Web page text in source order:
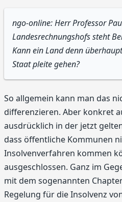
ngo-online: Herr Professor
Landesrechnungshofs steht
Kann ein Land denn
Staat pleite gehen?
So allgemein kann man das
differenzieren. Aber konkret
ausdrücklich in der jetzt
dass öffentliche Kommunen
Insolvenverfahren kommen
ausgeschlossen. Ganz im
mit dem sogenannten
Regelung für die Insolvenz